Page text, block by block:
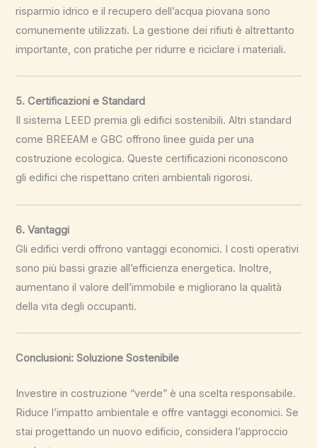
risparmio idrico e il recupero dell’acqua piovana sono
comunemente utilizzati. La gestione dei rifiuti è altrettanto
importante, con pratiche per ridurre e riciclare i materiali.
5. Certificazioni e Standard
Il sistema LEED premia gli edifici sostenibili. Altri standard
come BREEAM e GBC offrono linee guida per una
costruzione ecologica. Queste certificazioni riconoscono
gli edifici che rispettano criteri ambientali rigorosi.
6. Vantaggi
Gli edifici verdi offrono vantaggi economici. I costi operativi
sono più bassi grazie all’efficienza energetica. Inoltre,
aumentano il valore dell’immobile e migliorano la qualità
della vita degli occupanti.
Conclusioni: Soluzione Sostenibile
Investire in costruzione “verde” è una scelta responsabile.
Riduce l’impatto ambientale e offre vantaggi economici. Se
stai progettando un nuovo edificio, considera l’approccio